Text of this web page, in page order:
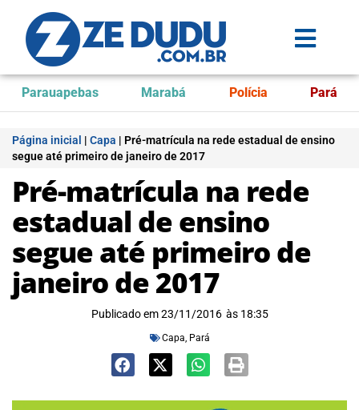
Parauapebas Marabá Polícia Pará
Página inicial | Capa | Pré-matrícula na rede estadual de ensino
segue até primeiro de janeiro de 2017
Pré-matrícula na rede
estadual de ensino
segue até primeiro de
janeiro de 2017
Publicado em 23/11/2016 às 18:35
Capa, Pará